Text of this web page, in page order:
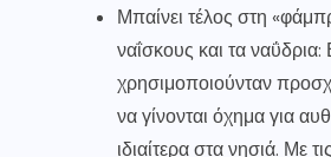
Μπαίνει τέλος στη
ναΐσκους και τα ναΰδρια:
χρησιμοποιούνταν
να γίνονται όχημα για
ιδιαίτερα στα νησιά. Με